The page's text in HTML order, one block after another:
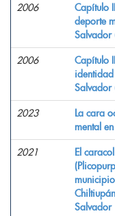
2006
Capítulo
deporte
2006
Capítulo
identidad
2023
La cara
mental
2021
El
Salvador